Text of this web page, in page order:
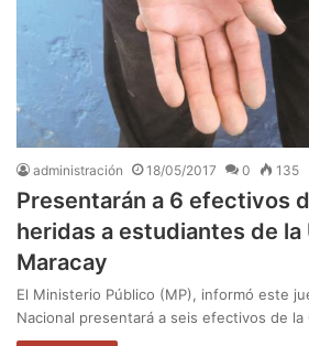
administración 18/05/2017 0 135
Presentarán a 6 efectivos
heridas a estudiantes de la
Maracay
El Ministerio Público (MP), informó este
Nacional presentará a seis efectivos de la